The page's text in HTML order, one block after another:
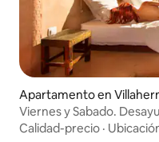
Apartamento en
Viernes y Sabado.
Calidad-precio ·